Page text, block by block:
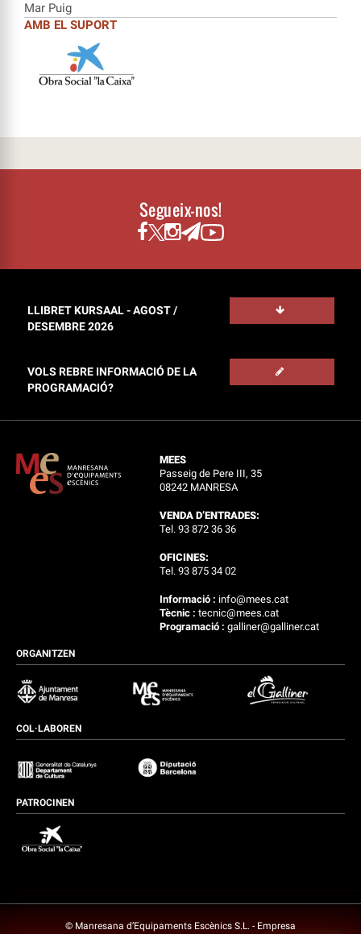
Mar Puig
AMB EL SUPORT
Segueix-nos!
LLIBRET KURSAAL - AGOST /
DESEMBRE 2026
VOLS REBRE INFORMACIÓ DE LA
PROGRAMACIÓ?
MEES
Passeig de Pere III, 35
08242 MANRESA
VENDA D’ENTRADES:
Tel. 93 872 36 36
OFICINES:
Tel. 93 875 34 02
Informació : info@mees.cat
Tècnic :tecnic@mees.cat
Programació :galliner@galliner.cat
ORGANITZEN
COL·LABOREN
PATROCINEN
© Manresana d’Equipaments Escènics S.L. - Empresa